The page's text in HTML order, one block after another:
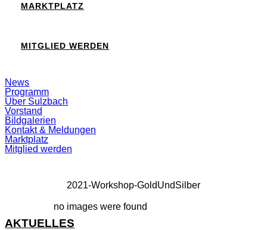
MARKTPLATZ
MITGLIED WERDEN
Suchfeld
ein-/ausblenden
News
Programm
Über Sulzbach
Vorstand
Bildgalerien
Kontakt & Meldungen
Marktplatz
Mitglied werden
2021-Workshop-GoldUndSilber
no images were found
AKTUELLES